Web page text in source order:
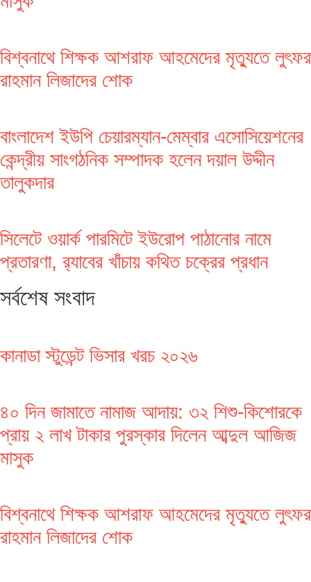
বিশ্বনাথে শিক্ষক আশরাফ আহমেদের মৃত্যুতে লুৎফর
রাহমান লিজাদের শোক
বাংলাদেশ ইউপি চেয়ারম্যান-মেম্বার এসোসিয়েশনের
কেন্দ্রীয় সাংগঠনিক সম্পাদক হলেন দয়াল উদ্দীন
তালুকদার
সিলেটে ওয়ার্ক পারমিটে ইউরোপ পাঠানোর নামে
প্রতারণা, র‌্যাবের খাঁচায় কথিত চক্রের প্রধান
সর্বশেষ সংবাদ
কানাডা স্টুডেন্ট ভিসার খরচ ২০২৬
৪০ দিন জামাতে নামাজ আদায়: ৩২ শিশু-কিশোরকে
প্রায় ২ লাখ টাকার পুরস্কার দিলেন আব্দুল আজিজ
মাসুক
বিশ্বনাথে শিক্ষক আশরাফ আহমেদের মৃত্যুতে লুৎফর
রাহমান লিজাদের শোক